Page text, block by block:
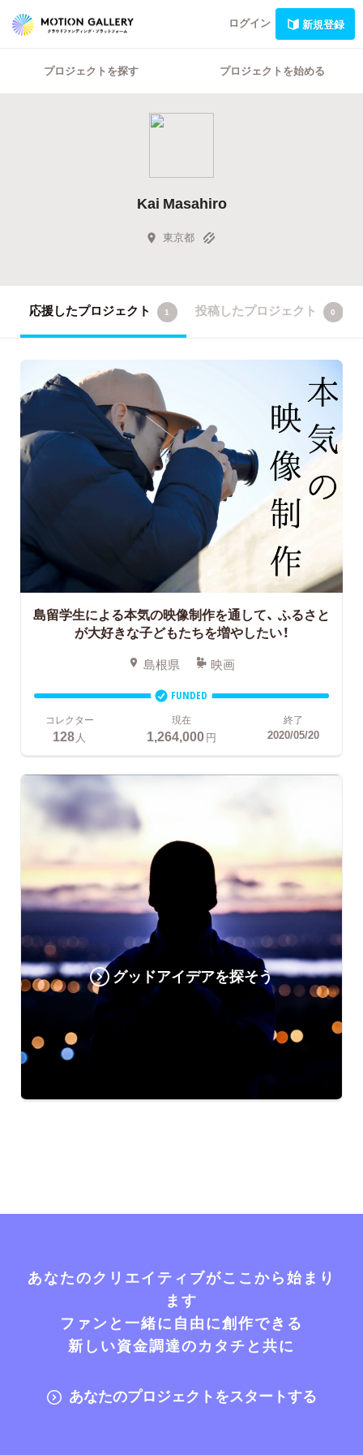
ログイン 新規登録
プロジェクトを探す プロジェクトを始める
Kai Masahiro
東京都
応援したプロジェクト 1 投稿したプロジェクト 0
島留学生による本気の映像制作を通して、 ふるさと
が大好きな子どもたちを増やしたい！
島根県 映画
FUNDED
コレクター
128 人
現在
1,264,000円
終了
2020/05/20
グッドアイデアを探そう
あなたのクリエイティブがここから始まり
ます
ファンと一緒に自由に創作できる
新しい資金調達のカタチと共に
あなたのプロジェクトをスタートする